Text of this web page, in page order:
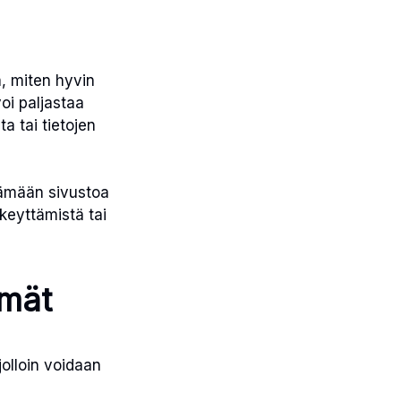
miten hyvin
paljastaa
tai tietojen
sivustoa
tai
voidaan